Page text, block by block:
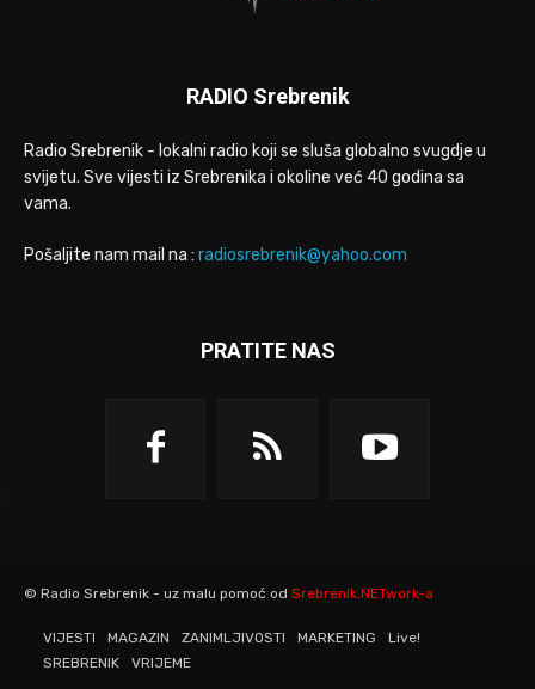
RADIO Srebrenik
Radio Srebrenik - lokalni radio koji se sluša globalno svugdje u
svijetu. Sve vijesti iz Srebrenika i okoline već 40 godina sa
vama.
Pošaljite nam mail na : radiosrebrenik@yahoo.com
PRATITE NAS
© Radio Srebrenik - uz malu pomoć od Srebrenik.NETwork-a
VIJESTI MAGAZIN ZANIMLJIVOSTI MARKETING
Live!
SREBRENIK
VRIJEME